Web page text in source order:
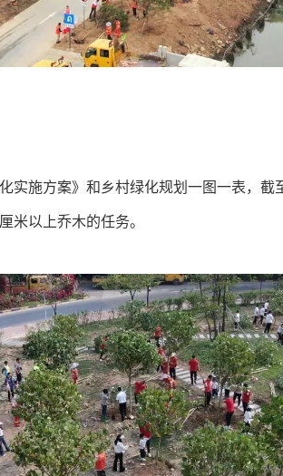
实施方案》和乡村绿化规划一图一表，截
米以上乔木的任务。